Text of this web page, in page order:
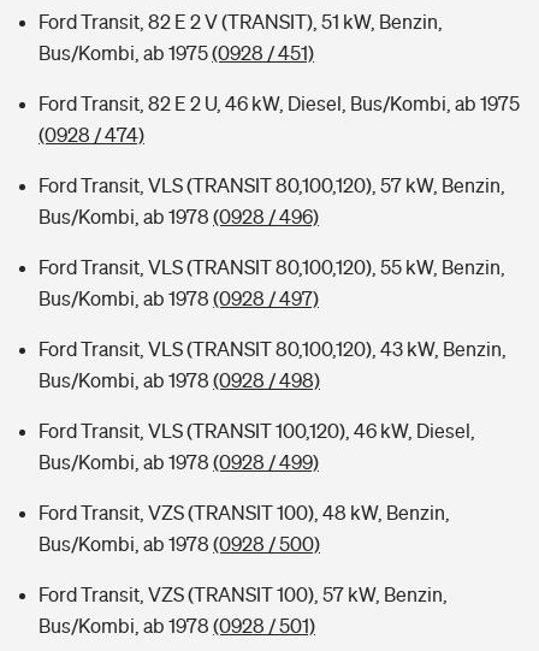
Ford Transit, 82 E 2 V (TRANSIT), 51 kW, Benzin,
Bus/Kombi, ab 1975(0928 / 451)
Ford Transit, 82 E 2 U, 46 kW, Diesel, Bus/Kombi, ab 1975
(0928 / 474)
Ford Transit, VLS (TRANSIT 80,100,120), 57 kW, Benzin,
Bus/Kombi, ab 1978 (0928 / 496)
Ford Transit, VLS (TRANSIT 80,100,120), 55 kW, Benzin,
Bus/Kombi, ab 1978 (0928 / 497)
Ford Transit, VLS (TRANSIT 80,100,120), 43 kW, Benzin,
Bus/Kombi, ab 1978 (0928 / 498)
Ford Transit, VLS (TRANSIT 100,120), 46 kW, Diesel,
Bus/Kombi, ab 1978 (0928 / 499)
Ford Transit, VZS (TRANSIT 100), 48 kW, Benzin,
Bus/Kombi, ab 1978 (0928 / 500)
Ford Transit, VZS (TRANSIT 100), 57 kW, Benzin,
Bus/Kombi, ab 1978 (0928 / 501)